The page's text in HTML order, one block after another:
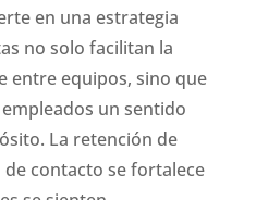
en una estrategia
no solo facilitan la
entre equipos, sino que
un sentido
La retención de
contacto se fortalece